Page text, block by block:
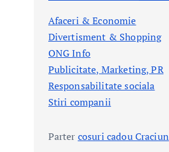
Afaceri & Economie
Divertisment & Shopping
ONG Info
Publicitate, Marketing, PR
Responsabilitate sociala
Stiri companii
Parter cosuri cadou Craciun